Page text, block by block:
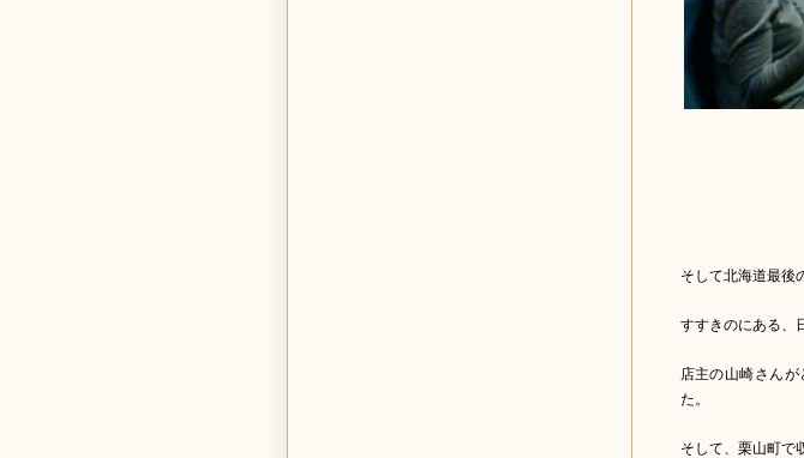
そして北海道最後
すすきのにある、
店主の山崎さん
た。
そして、栗山町で